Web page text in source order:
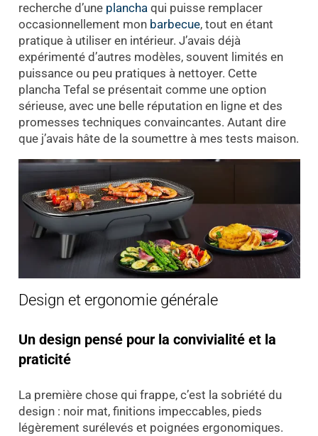
recherche d’une planchaqui puisse remplacer
occasionnellement mon barbecue, tout en étant
pratique à utiliser en intérieur. J’avais déjà
expérimenté d’autres modèles, souvent limités en
puissance ou peu pratiques à nettoyer. Cette
plancha Tefal se présentait comme une option
sérieuse, avec une belle réputation en ligne et des
promesses techniques convaincantes. Autant dire
que j’avais hâte de la soumettre à mes tests maison.
Design et ergonomie générale
Un design pensé pour la convivialité et la
praticité
La première chose qui frappe, c’est la sobriété du
design : noir mat, finitions impeccables, pieds
légèrement surélevés et poignées ergonomiques.